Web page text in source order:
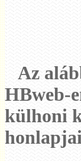
Az
HBweb-
külhoni